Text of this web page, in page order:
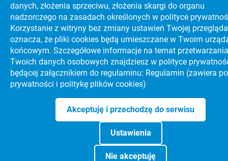
danych, złożenia sprzeciwu, złożenia skargi do organu
nadzorczego na zasadach określonych w polityce
Korzystanie z witryny bez zmiany ustawień Twojej
oznacza, że pliki cookies będą umieszczane w Twoim
końcowym. Szczegółowe informacje na temat przetwarzania
Twoich danych osobowych znajdziesz w polityce
będącej załącznikiem do regulaminu: Regulamin (zawiera
prywatności i politykę plików cookies)
Nie akceptuję
Ustawienia
Akceptuję i przechodzę do serwisu